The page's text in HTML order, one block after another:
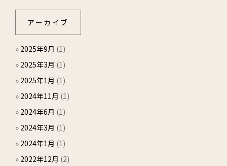
アーカイブ
» 2025年9月 (1)
» 2025年3月 (1)
» 2025年1月 (1)
» 2024年11月 (1)
» 2024年6月 (1)
» 2024年3月 (1)
» 2024年1月 (1)
» 2022年12月 (2)